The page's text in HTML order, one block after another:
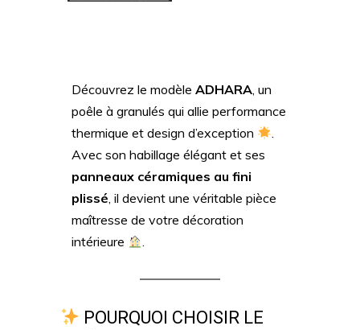
Découvrez le modèle ADHARA, un
poêle à granulés qui allie performance
thermique et design d’exception
.
Avec son habillage élégant et ses
panneaux céramiques au fini
plissé, il devient une véritable pièce
maîtresse de votre décoration
intérieure
.
POURQUOI CHOISIR LE